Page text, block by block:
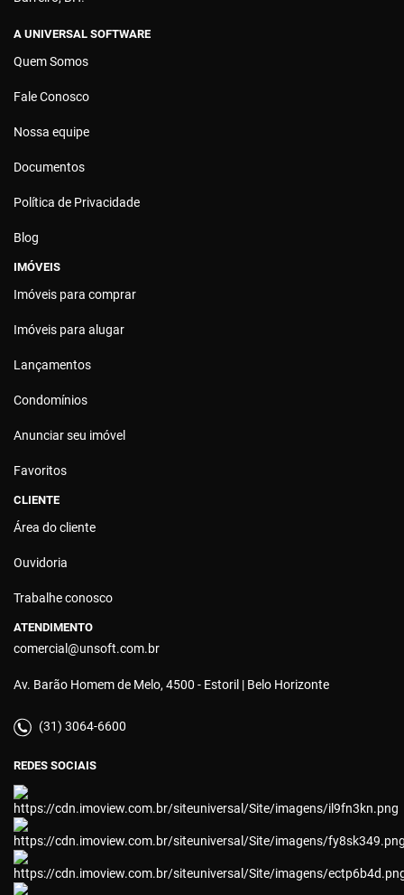
A UNIVERSAL SOFTWARE
Quem Somos
Fale Conosco
Nossa equipe
Documentos
Política de Privacidade
Blog
IMÓVEIS
Imóveis para comprar
Imóveis para alugar
Lançamentos
Condomínios
Anunciar seu imóvel
Favoritos
CLIENTE
Área do cliente
Ouvidoria
Trabalhe conosco
ATENDIMENTO
comercial@unsoft.com.br
Av. Barão Homem de Melo, 4500 - Estoril | Belo Horizonte
(31) 3064-6600
REDES SOCIAIS